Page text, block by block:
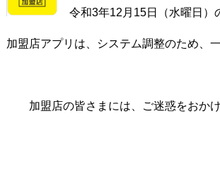
令和3年12月15日（水曜日）
加盟店アプリは、システム調整のため、
加盟店の皆さまには、ご迷惑をおかけ